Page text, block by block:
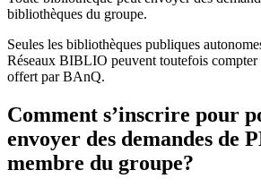
bibliothèques du groupe.
Seules les bibliothèques publiques
Réseaux BIBLIO peuvent toutefois compter
offert par BAnQ.
Comment s’inscrire pour
envoyer des demandes de
membre du groupe?